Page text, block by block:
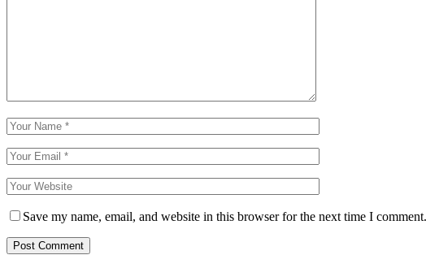
Save my name, email, and website in this browser for the next time I comment.